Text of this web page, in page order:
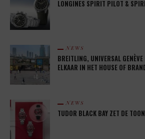
LONGINES SPIRIT PILOT &
NEWS
BREITLING, UNIVERSAL
ELKAAR IN HET HOUSE OF
NEWS
TUDOR BLACK BAY ZET DE